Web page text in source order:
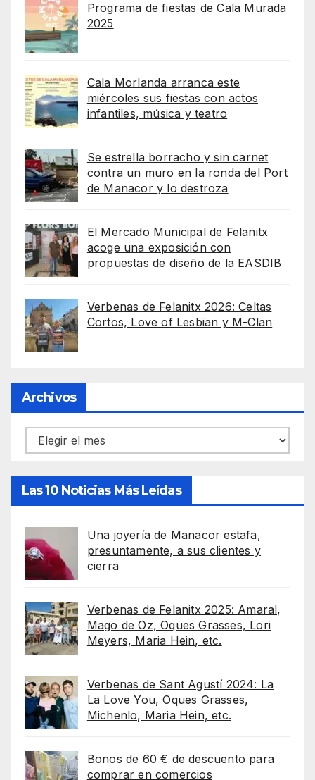
Programa de fiestas de Cala Murada
2025
Cala Morlanda arranca este
miércoles sus fiestas con actos
infantiles, música y teatro
Se estrella borracho y sin carnet
contra un muro en la ronda del Port
de Manacor y lo destroza
El Mercado Municipal de Felanitx
acoge una exposición con
propuestas de diseño de la EASDIB
Verbenas de Felanitx 2026: Celtas
Cortos, Love of Lesbian y M-Clan
Archivos
Archivos
Las 10 Noticias Más Leídas
Una joyería de Manacor estafa,
presuntamente, a sus clientes y
cierra
Verbenas de Felanitx 2025: Amaral,
Mago de Oz, Oques Grasses, Lori
Meyers, Maria Hein, etc.
Verbenas de Sant Agustí 2024: La
La Love You, Oques Grasses,
Michenlo, Maria Hein, etc.
Bonos de 60 € de descuento para
comprar en comercios